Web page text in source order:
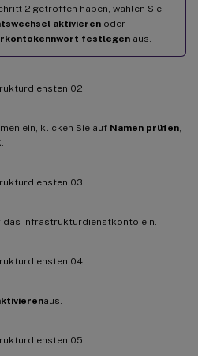
2 getroffen haben, wählen Sie
aktivieren oder
festlegen aus.
ein, klicken Sie auf Namen prüfen
das Infrastrukturdienstkonto ein.
aus.